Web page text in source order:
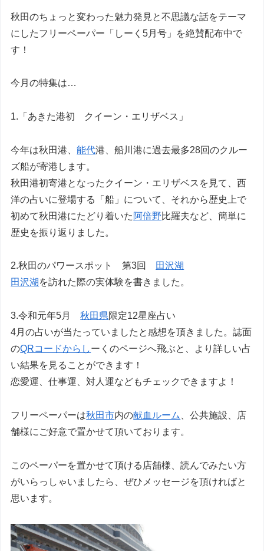
秋田のちょっと変わった魅力発見と不思議な話をテーマ
にしたフリーペーパー「しーく5月号」を絶賛配布中で
す！
今月の特集は…
1.「あきた港初 クイーン・エリザベス」
今年は秋田港、能代港、船川港に過去最多28回のクルー
ズ船が寄港します。
秋田港初寄港となったクイーン・エリザベスを見て、西
洋の占いに登場する「船」について、それから歴史上で
初めて秋田港にたどり着いた 阿倍野比羅夫など、簡単に
歴史を振り返りました。
2.秋田のパワースポット 第3回
田沢湖
田沢湖 を訪れた際の実体験を書きました。
3.令和元年5月秋田県限定12星座占い
4月の占いが当たっていましたと感想を頂きました。誌面
のQRコードからしーくのページへ飛ぶと、より詳しい占
い結果を見ることができます！
恋愛運、仕事運、対人運などもチェックできますよ！
フリーペーパーは秋田市内の献血ルーム
、公共施設、店
舗様にご好意で置かせて頂いております。
このペーパーを置かせて頂ける店舗様、読んでみたい方
がいらっしゃいましたら、ぜひメッセージを頂ければと
思います。